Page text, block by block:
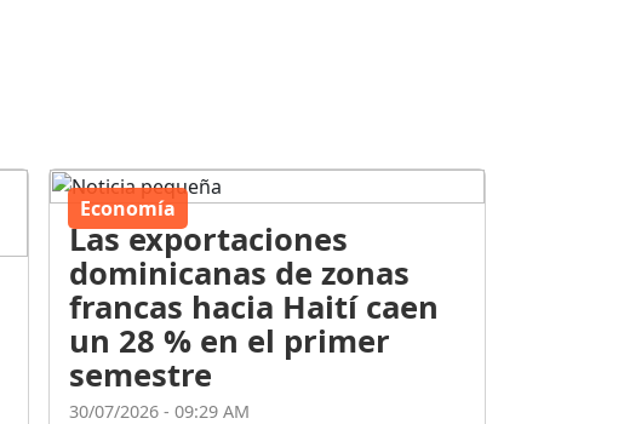
Economía
Las exportaciones
dominicanas de zonas
francas hacia Haití caen
un 28 % en el primer
semestre
30/07/2026 - 09:29 AM